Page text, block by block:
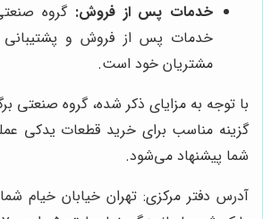
خدمات پس از فروش: گروه
خدمات پس از فروش و پشتیبانی
مشتریان خود است.
با توجه به مزایای ذکر شده، گروه صنعتی
گزینه مناسب برای خرید قطعات یدکی
شما پیشنهاد می‌شود.
آدرس دفتر مرکزی: تهران خیابان خیام